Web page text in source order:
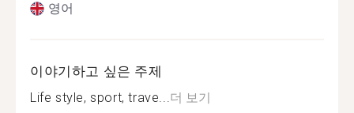
영어
이야기하고 싶은 주제
Life style, sport, trave...더 보기